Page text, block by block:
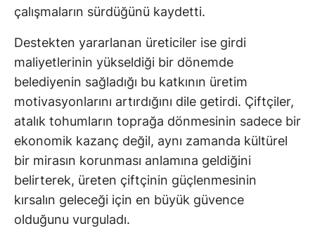
çalışmaların sürdüğünü kaydetti.
Destekten yararlanan üreticiler ise girdi
maliyetlerinin yükseldiği bir dönemde
belediyenin sağladığı bu katkının üretim
motivasyonlarını artırdığını dile getirdi. Çiftçiler,
atalık tohumların toprağa dönmesinin sadece bir
ekonomik kazanç değil, aynı zamanda kültürel
bir mirasın korunması anlamına geldiğini
belirterek, üreten çiftçinin güçlenmesinin
kırsalın geleceği için en büyük güvence
olduğunu vurguladı.